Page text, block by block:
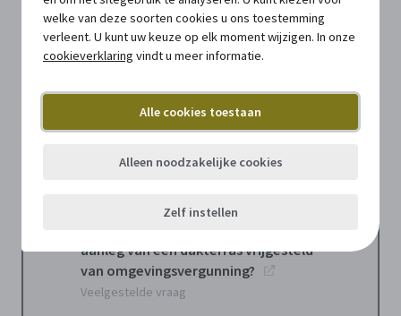
welke van deze soorten cookies u ons toestemming
verleent. U kunt uw keuze op elk moment wijzigen. In onze
cookieverklaring vindt u meer informatie.
Alle cookies toestaan
Alleen noodzakelijke cookies
Zelf instellen
Ruimte 58 - De gezonde ruimte
Tijdschrift
omgevingsvergunningsaanvraag
bepaalt de te volgen
vergunningsprocedure - Latere
wijzigingen dienen buiten
beschouwing te worden gelaten
aanleg van een dakterras vrijgesteld
van omgevingsvergunning?
Veelgestelde vraag